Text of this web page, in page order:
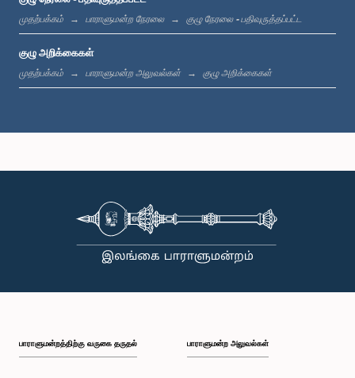
உறுப்பினர்
உறுப்பினர்
முதற்பக்கம் பாராளுமன்ற நேரலை குழு நேரலை - பதிவுருத்தப்பட்ட
குழு அறிக்கைகள்
முதற்பக்கம் பாராளுமன்ற அலுவல்கள் குழு அறிக்கைகள்
பாராளுமன்றத்திற்கு வருகை தருதல் பாராளுமன்ற அலுவல்கள்